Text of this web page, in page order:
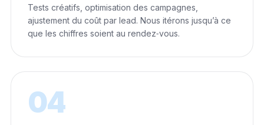
Tests créatifs, optimisation des campagnes,
ajustement du coût par lead. Nous itérons jusqu’à ce
que les chiffres soient au rendez‑vous.
04